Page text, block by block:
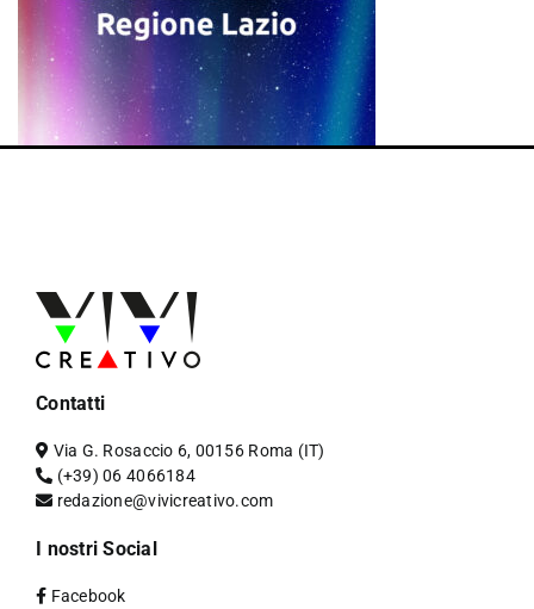
Contatti
Via G. Rosaccio 6, 00156 Roma (IT)
(+39) 06 4066184
redazione@vivicreativo.com
I nostri Social
Facebook